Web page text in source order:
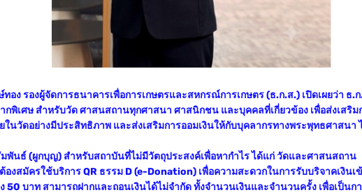
อง รองผู้จัดการธนาคารเพื่อการเกษตรและสหกรณ์การเกษตร (ธ.ก.ส.) เปิดเผยว่า ธ.
พิเศษ สำหรับวัด ศาสนสถานทุกศาสนา ศาสนิกชน และบุคคลที่เกี่ยวข้อง เพื่อส่งเสริม
นวัดอย่างมีประสิทธิภาพ และส่งเสริมการออมเงินให้กับบุคลากรทางพระพุทธศาสนา
พันธ์ (ผูกบุญ) สำหรับสถาบันที่ไม่มีวัตถุประสงค์เพื่อหากำไร ได้แก่ วัดและศาสนสถาน
งสมัครใช้บริการ QR ธรรม D (e-Donation) เพื่อความสะดวกในการรับบริจาคเงินเ
50 บาท สามารถฝากและถอนเงินได้ไม่จำกัด ทั้งจำนวนเงินและจำนวนครั้ง เพื่อเป็นก